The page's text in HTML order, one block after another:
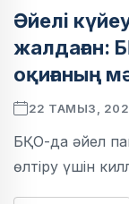
Әйелі
жалдаған:
оқиғаның
22 ТАМЫЗ,
БҚО-да әйел
өлтіру үшін